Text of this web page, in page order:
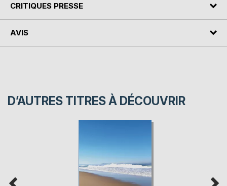
CRITIQUES PRESSE
AVIS
D’AUTRES TITRES À DÉCOUVRIR